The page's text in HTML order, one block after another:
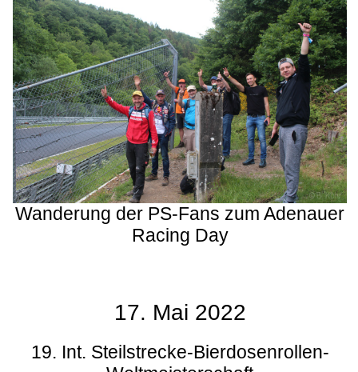
Wanderung der PS-Fans zum Adenauer
Racing Day
17. Mai 2022
19. Int. Steilstrecke-Bierdosenrollen-